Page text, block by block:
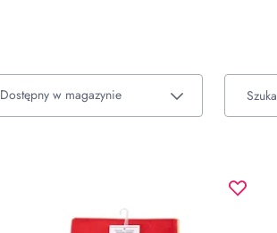
Dostępny w magazynie